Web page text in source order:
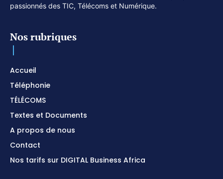
passionnés des TIC, Télécoms et Numérique.
Nos rubriques
Accueil
Téléphonie
TÉLÉCOMS
Textes et Documents
A propos de nous
Contact
Nos tarifs sur DIGITAL Business Africa